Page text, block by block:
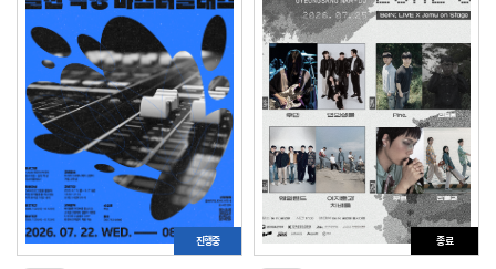
진행중 종료